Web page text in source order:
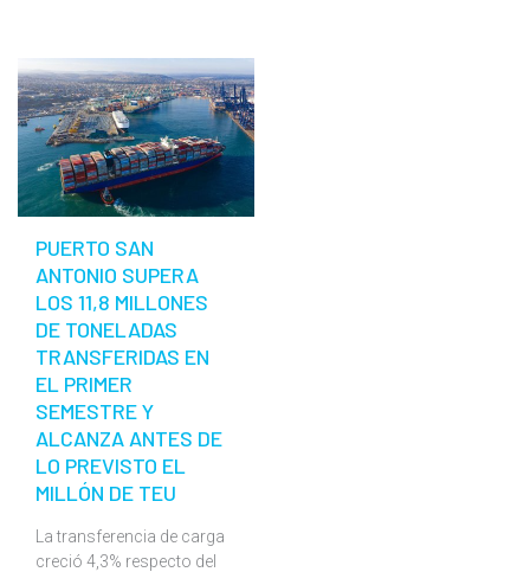
PUERTO SAN
ANTONIO SUPERA
LOS 11,8 MILLONES
DE TONELADAS
TRANSFERIDAS EN
EL PRIMER
SEMESTRE Y
ALCANZA ANTES DE
LO PREVISTO EL
MILLÓN DE TEU
La transferencia de carga
creció 4,3% respecto del